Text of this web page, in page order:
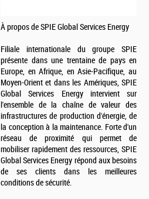
À propos de SPIE Global Services Energy
Filiale internationale du groupe SPIE
présente dans une trentaine de pays en
Europe, en Afrique, en Asie-Pacifique, au
Moyen-Orient et dans les Amériques, SPIE
Global Services Energy intervient sur
l'ensemble de la chaîne de valeur des
infrastructures de production d'énergie, de
la conception à la maintenance. Forte d'un
réseau de proximité qui permet de
mobiliser rapidement des ressources, SPIE
Global Services Energy répond aux besoins
de ses clients dans les meilleures
conditions de sécurité.